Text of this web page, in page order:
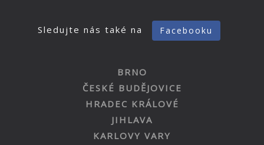
Sledujte nás také na Facebooku
BRNO
ČESKÉ BUDĚJOVICE
HRADEC KRÁLOVÉ
JIHLAVA
KARLOVY VARY